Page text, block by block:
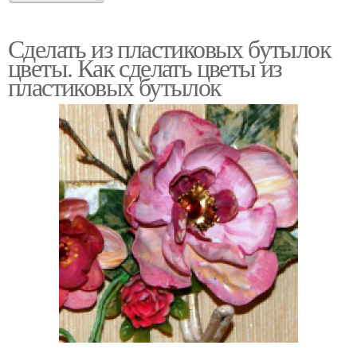
Сделать из пластиковых бутылок
цветы. Как сделать цветы из
пластиковых бутылок